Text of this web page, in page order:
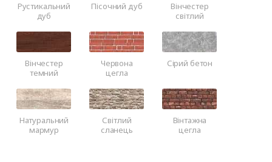
Рустикальний
дуб
Пісочний дуб
Вінчестер
світлий
Вінчестер
темний
Червона
цегла
Сірий бетон
Натуральний
мармур
Світлий
сланець
Вінтажна
цегла